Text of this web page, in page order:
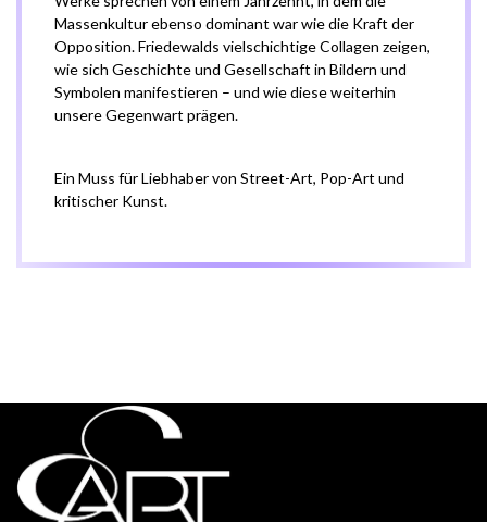
Massenkultur ebenso dominant war wie die Kraft der
Opposition. Friedewalds vielschichtige Collagen zeigen,
wie sich Geschichte und Gesellschaft in Bildern und
Symbolen manifestieren – und wie diese weiterhin
unsere Gegenwart prägen.
Ein Muss für Liebhaber von Street-Art, Pop-Art und
kritischer Kunst.